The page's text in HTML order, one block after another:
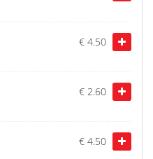
€ 4.50
€ 2.60
€ 4.50